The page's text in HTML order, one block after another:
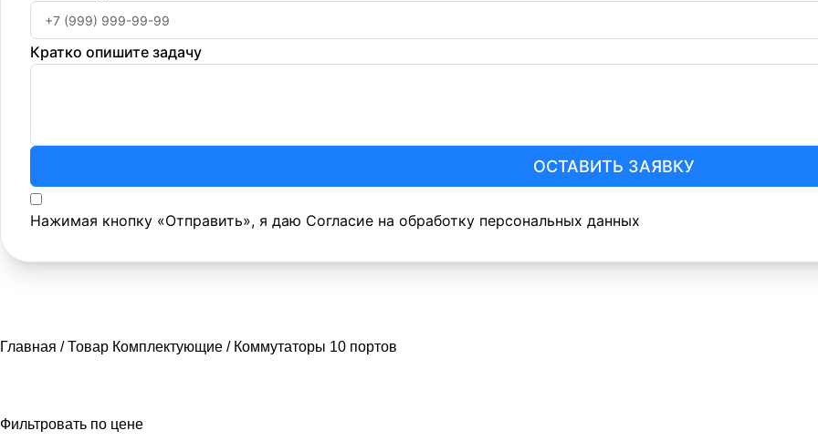
Кратко опишите задачу
ОСТАВИТЬ ЗАЯВКУ
Нажимая кнопку «Отправить», я даю Согласие на обработку персональных данных
Главная Товар Комплектующие Коммутаторы 10 портов
Фильтровать по цене